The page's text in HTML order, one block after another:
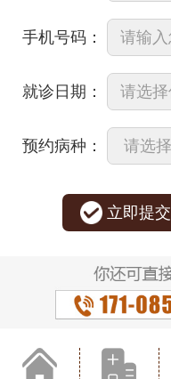
手机号码：
就诊日期：
预约病种：
立即提交